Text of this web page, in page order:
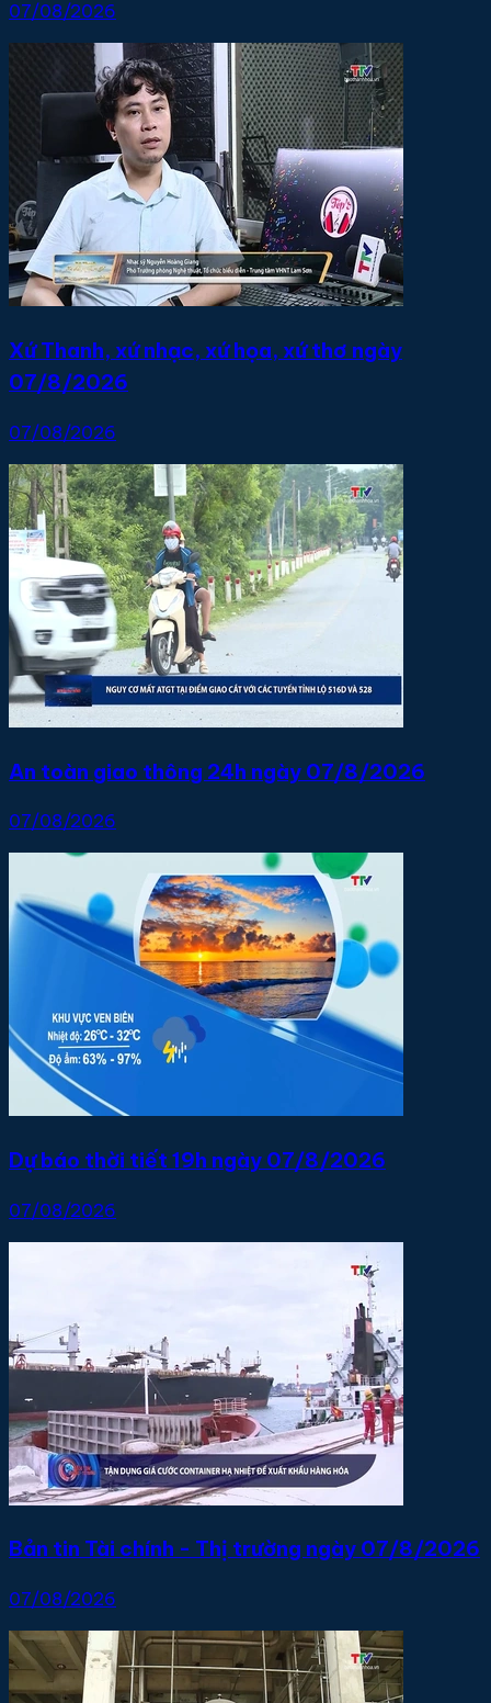
07/08/2026
Xứ Thanh, xứ nhạc, xứ họa, xứ thơ ngày
07/8/2026
07/08/2026
An toàn giao thông 24h ngày 07/8/2026
07/08/2026
Dự báo thời tiết 19h ngày 07/8/2026
07/08/2026
Bản tin Tài chính - Thị trường ngày 07/8/2026
07/08/2026